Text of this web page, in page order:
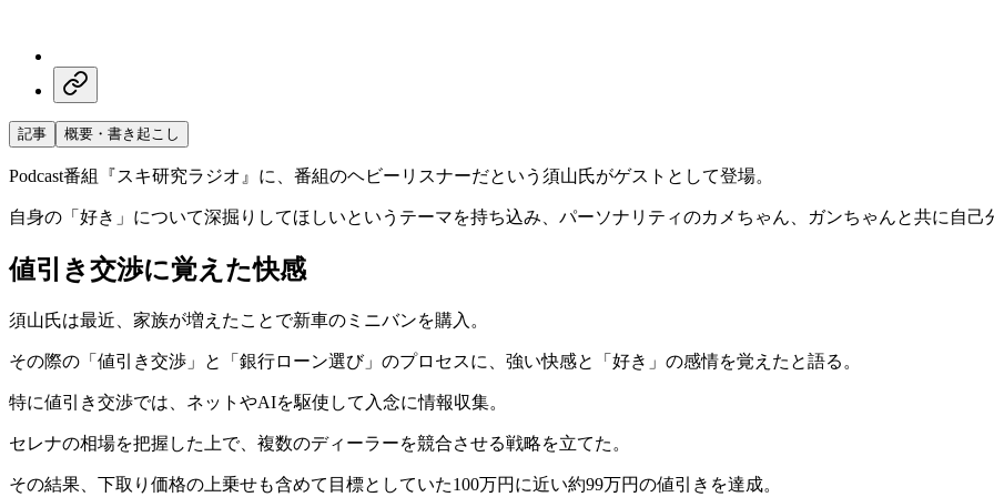
記事 概要・書き起こし
Podcast番組『スキ研究ラジオ』に、番組のヘビーリスナーだという須山氏がゲストとして登場。
自身の「好き」について深掘りしてほしいというテーマを持ち込み、パーソナリティのカメちゃん、ガンちゃんと共に自己
値引き交渉に覚えた快感
須山氏は最近、家族が増えたことで新車のミニバンを購入。
その際の「値引き交渉」と「銀行ローン選び」のプロセスに、強い快感と「好き」の感情を覚えたと語る。
特に値引き交渉では、ネットやAIを駆使して入念に情報収集。
セレナの相場を把握した上で、複数のディーラーを競合させる戦略を立てた。
その結果、下取り価格の上乗せも含めて目標としていた100万円に近い約99万円の値引きを達成。